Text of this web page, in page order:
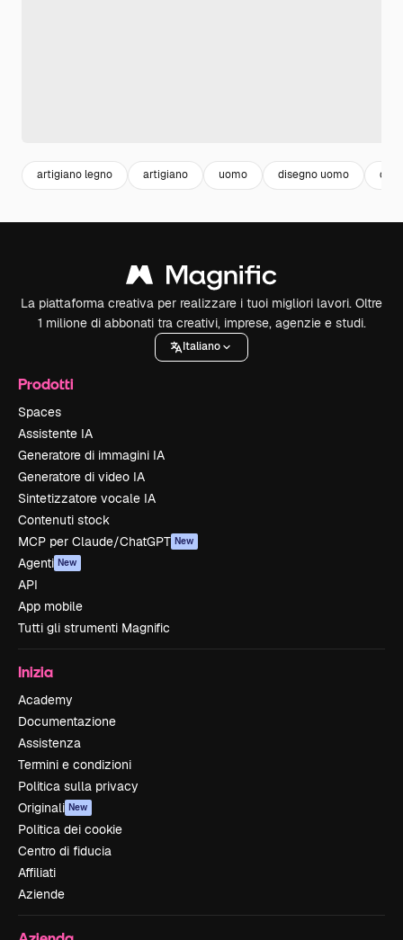
artigiano legno artigiano uomo disegno uomo
La piattaforma creativa per realizzare i tuoi migliori lavori. Oltre
1 milione di abbonati tra creativi, imprese, agenzie e studi.
Italiano
Prodotti
Spaces
Assistente IA
Generatore di immagini IA
Generatore di video IA
Sintetizzatore vocale IA
Contenuti stock
MCP per Claude/ChatGPT New
Agenti New
API
App mobile
Tutti gli strumenti Magnific
Inizia
Academy
Documentazione
Assistenza
Termini e condizioni
Politica sulla privacy
Originali New
Politica dei cookie
Centro di fiducia
Affiliati
Aziende